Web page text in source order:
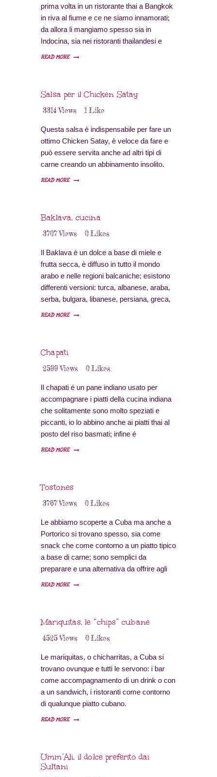
prima volta in un ristorante thai a Bangkok
in riva al fiume e ce ne siamo innamorati;
da allora li mangiamo spesso sia in
Indocina, sia nei ristoranti thailandesi e
abbiamo sperimentato finché non siamo
READ MORE
Salsa per il Chicken Satay
3314Views 1 Like
Questa salsa è indispensabile per fare un
ottimo Chicken Satay, è veloce da fare e
può essere servita anche ad altri tipi di
carne creando un abbinamento insolito.
READ MORE
Baklava, cucina
3707Views 0Likes
Il Baklava è un dolce a base di miele e
frutta secca, è diffuso in tutto il mondo
arabo e nelle regioni balcaniche; esistono
differenti versioni: turca, albanese, araba,
serba, bulgara, libanese, persiana, greca,
armena e bosniaca, ecc.
Topkapi di Istanbul qualche secolo fa.
READ MORE
Chapati
2599Views 0Likes
Il chapati é un pane indiano usato per
accompagnare i piatti della cucina indiana
che solitamente sono molto speziati e
piccanti, io lo abbino anche ai piatti thai al
posto del riso basmati; infine é
un’alternativa etnica alla nostra piadina e
READ MORE
Tostones
3767Views 0Likes
Le abbiamo scoperte a Cuba ma anche a
Portorico si trovano spesso, sia come
snack che come contorno a un piatto tipico
a base di carne; sono semplici da
preparare e una alternativa da offrire agli
amici.
READ MORE
Mariquitas, le “chips” cubane
4525Views 0Likes
Le mariquitas, o chicharritas, a Cuba si
trovano ovunque e tutti le servono: i bar
come accompagnamento di un drink o con
a un sandwich, i ristoranti come contorno
di qualunque piatto cubano.
Mi piace farle a casa per tornare con la
un mojito o un daiquiri è ancora meglio.
READ MORE
Umm’Ali, il dolce preferito dai
Sultani